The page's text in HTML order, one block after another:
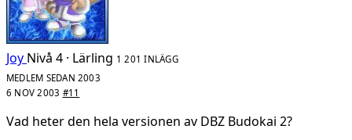
Joy Nivå 4 · Lärling 1 201 INLÄGG
MEDLEM SEDAN 2003
6 NOV 2003 #11
Vad heter den hela versionen av DBZ Budokai 2?